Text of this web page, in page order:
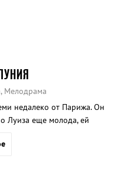
Мелодрама
недалеко от Парижа. Он
Луиза еще молода, ей